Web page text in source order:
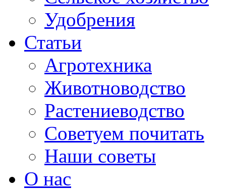
Удобрения
Статьи
Агротехника
Животноводство
Растениеводство
Советуем почитать
Наши советы
О нас